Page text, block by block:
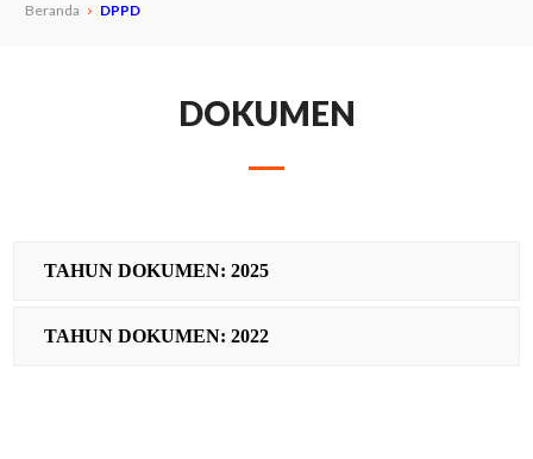
Beranda DPPD
DOKUMEN
TAHUN DOKUMEN: 2025
TAHUN DOKUMEN: 2022